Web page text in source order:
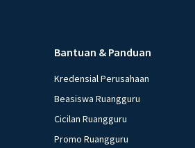
Bantuan & Panduan
Kredensial Perusahaan
Beasiswa Ruangguru
Cicilan Ruangguru
Promo Ruangguru